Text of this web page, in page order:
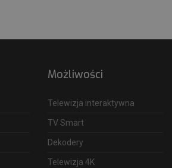
Możliwości
Telewizja interaktywna
TV Smart
Dekodery
Telewizja 4K